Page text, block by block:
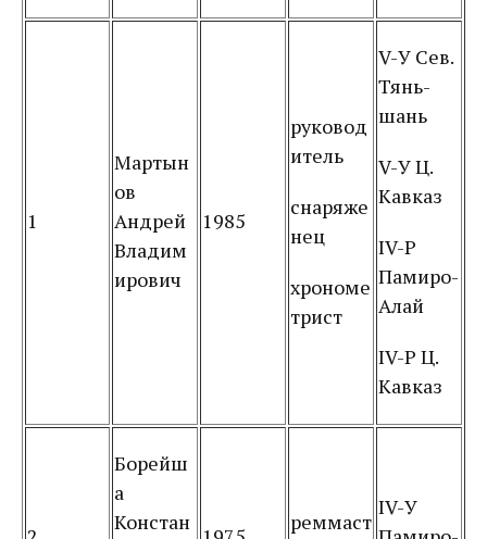
1
Мартын
ов
Андрей
Владим
ирович
1985
руковод
итель
снаряже
нец
хрономе
трист
V-У Сев.
Тянь-
шань
V-У Ц.
Кавказ
IV-Р
Памиро-
Алай
IV-Р Ц.
Кавказ
Борейш
а
Констан
реммаст
IV-У